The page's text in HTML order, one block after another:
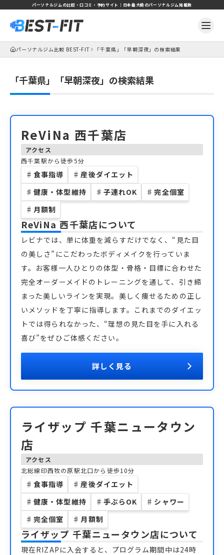
パーソナルジムの比較・口コミ・予約サイト｜日本最大級のパーソナルジム掲載数
パーソナルジム比較 BEST-FIT 「千葉県」「早朝深夜」の検索結果
「千葉県」「早朝深夜」の検索結果
ReViNa 西千葉店
アクセス
西千葉駅から徒歩5分
♯ 食事指導 ♯ 産後ダイエット
♯ 健康・体型維持 ♯ 子連れOK ♯ 完全個室
♯ 月額制
ReViNa 西千葉店について
レビナでは、単に体重を減らすだけでなく、“見た目
の美しさ”にこだわったボディメイクを行っていま
す。お客様一人ひとりの体型・骨格・目標に合わせた
完全オーダーメイドのトレーニングを通して、引き締
まった美しいラインを実現。美しく痩せるための正し
いメソッドを丁寧に指導します。これまでのダイエッ
トでは得られなかった、“理想の見た目を手に入れる
喜び”をぜひご体感ください。
詳しく見る
ライザップ 千葉ニュータウン
店
アクセス
北総線印西牧の原駅北口から徒歩10分
♯ 食事指導 ♯ 産後ダイエット
♯ 健康・体型維持 ♯ 手ぶらOK ♯ シャワー
♯ 完全個室 ♯ 月額制
ライザップ 千葉ニュータウン店について
現在RIZAPに入会すると、プログラム期間中は24時